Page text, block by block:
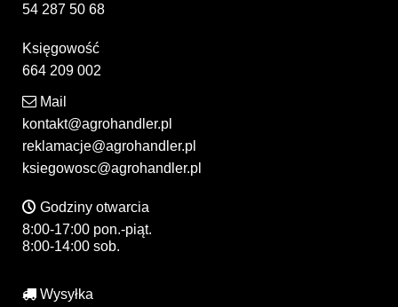
54 287 50 68
Księgowość
664 209 002
Mail
kontakt@agrohandler.pl
reklamacje@agrohandler.pl
ksiegowosc@agrohandler.pl
Godziny otwarcia
8:00-17:00 pon.-piąt.
8:00-14:00 sob.
Wysyłka